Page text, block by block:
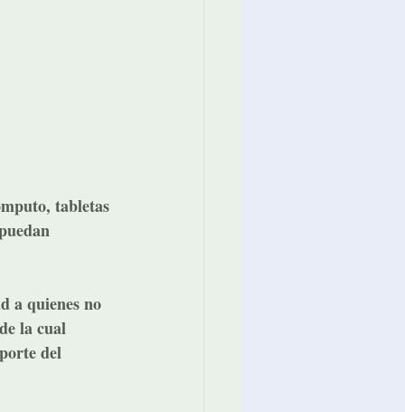
tabletas
a quienes no
la cual
del